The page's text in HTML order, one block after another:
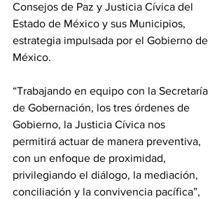
Consejos de Paz y Justicia Cívica del
Estado de México y sus Municipios,
estrategia impulsada por el Gobierno de
México.
“Trabajando en equipo con la Secretaría
de Gobernación, los tres órdenes de
Gobierno, la Justicia Cívica nos
permitirá actuar de manera preventiva,
con un enfoque de proximidad,
privilegiando el diálogo, la mediación,
conciliación y la convivencia pacífica”,